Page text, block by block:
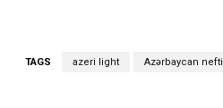
TAGS azeri light Azərbaycan nefti